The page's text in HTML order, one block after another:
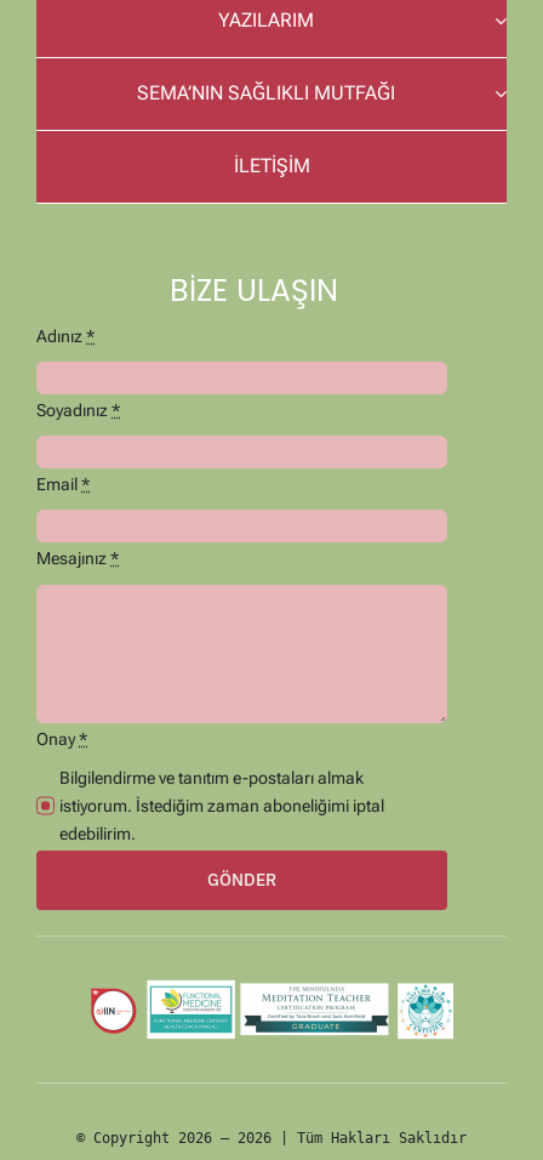
YAZILARIM
SEMA’NIN SAĞLIKLI MUTFAĞI
İLETİŞİM
BİZE ULAŞIN
Adınız *
Soyadınız*
Email*
Mesajınız*
Onay*
Bilgilendirme ve tanıtım e-postaları almak
istiyorum. İstediğim zaman aboneliğimi iptal
edebilirim.
GÖNDER
© Copyright 2026 – 2026 | Tüm Hakları Saklıdır